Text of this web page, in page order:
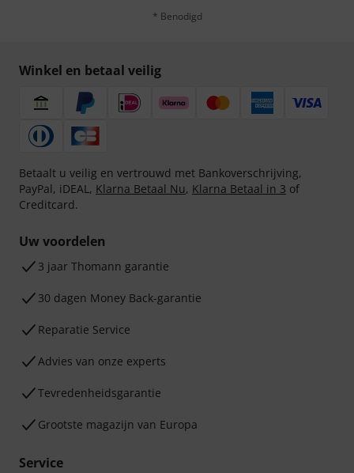
* Benodigd
Winkel en betaal veilig
Betaalt u veilig en vertrouwd met Bankoverschrijving,
PayPal, iDEAL, Klarna Betaal Nu, Klarna Betaal in 3 of
Creditcard.
Uw voordelen
3 jaar Thomann garantie
30 dagen Money Back-garantie
Reparatie Service
Advies van onze experts
Tevredenheidsgarantie
Grootste magazijn van Europa
Service